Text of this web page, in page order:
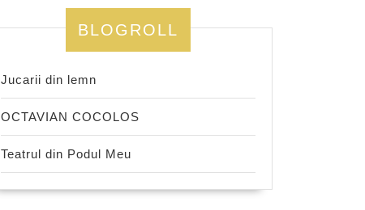
BLOGROLL
Jucarii din lemn
OCTAVIAN COCOLOS
Teatrul din Podul Meu